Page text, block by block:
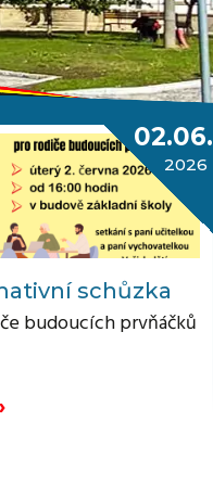
02.06.
2026
schůzka
budoucích prvňáčků